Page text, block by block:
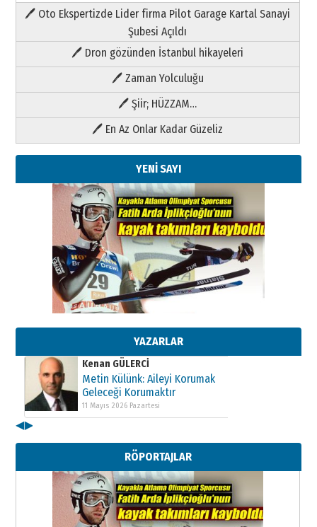
🖊 Oto Ekspertizde Lider firma Pilot Garage Kartal Sanayi
Şubesi Açıldı
🖊 Dron gözünden İstanbul hikayeleri
🖊 Zaman Yolculuğu
🖊 Şiir; HÜZZAM…
🖊 En Az Onlar Kadar Güzeliz
YENİ SAYI
YAZARLAR
Kenan GÜLERCİ
Metin Külünk: Aileyi Korumak
Geleceği Korumaktır
11 Mayıs 2026 Pazartesi
Kenan GÜLERCİ
Metin Külünk: Aileyi Korumak
Geleceği Korumaktır
11 Mayıs 2026 Pazartesi
Metin Külünk: Aileyi Korumak
Geleceği Korumaktır
11 Mayıs 2026 Pazartesi
◀▶
RÖPORTAJLAR